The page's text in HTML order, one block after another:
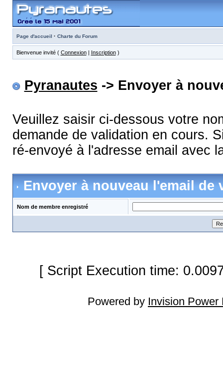
Page d'accueil · Charte du Forum
Bienvenue invité ( Connexion| Inscription)
Pyranautes -> Envoyer à
Veuillez saisir ci-dessous votre
demande de validation en cours.
ré-envoyé à l'adresse email avec
Envoyer à nouveau l'email de
Nom de membre enregistré
[ Script Execution time:
Powered by Invision Power